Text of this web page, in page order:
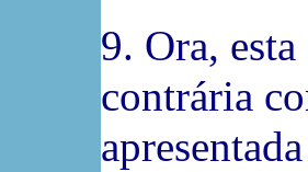
9. Ora,
contrária